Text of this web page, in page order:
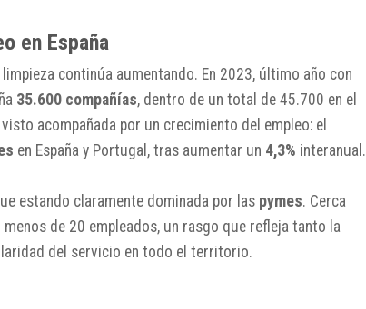
en España
continúa aumentando. En 2023, último año con
35.600 compañías, dentro de un total de 45.700 en el
acompañada por un crecimiento del empleo: el
en España y Portugal, tras aumentar un 4,3% interanual.
estando claramente dominada por las pymes. Cerca
menos de 20 empleados, un rasgo que refleja tanto la
del servicio en todo el territorio.